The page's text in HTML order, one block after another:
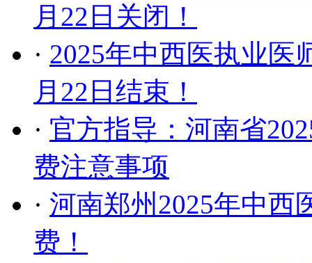
月22日关闭！
· 2025年中西医执业医
月22日结束！
· 官方指导：河南省
费注意事项
· 河南郑州2025年中西
费！